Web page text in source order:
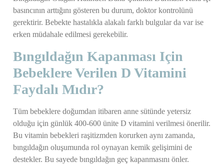
basıncının arttığını gösteren bu durum, doktor kontrolünü
gerektirir. Bebekte hastalıkla alakalı farklı bulgular da var ise
erken müdahale edilmesi gerekebilir.
Bıngıldağın Kapanması Için
Bebeklere Verilen D Vitamini
Faydalı Mıdır?
Tüm bebeklere doğumdan itibaren anne sütünde yetersiz
olduğu için günlük 400-600 ünite D vitamini verilmesi önerilir.
Bu vitamin bebekleri raşitizmden korurken aynı zamanda,
bıngıldağın oluşumunda rol oynayan kemik gelişimini de
destekler. Bu sayede bıngıldağın geç kapanmasını önler.